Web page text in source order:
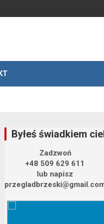
Byłeś świadkiem
Zadzwoń
+48 509 629 611
lub napisz